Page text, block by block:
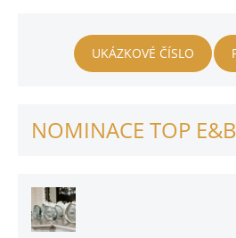
UKÁZKOVÉ ČÍSLO
NOMINACE TOP E&B